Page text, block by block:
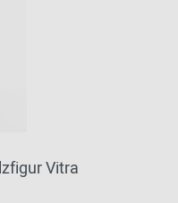
Vitra